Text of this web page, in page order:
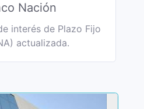
Nación
interés de Plazo Fijo
actualizada.